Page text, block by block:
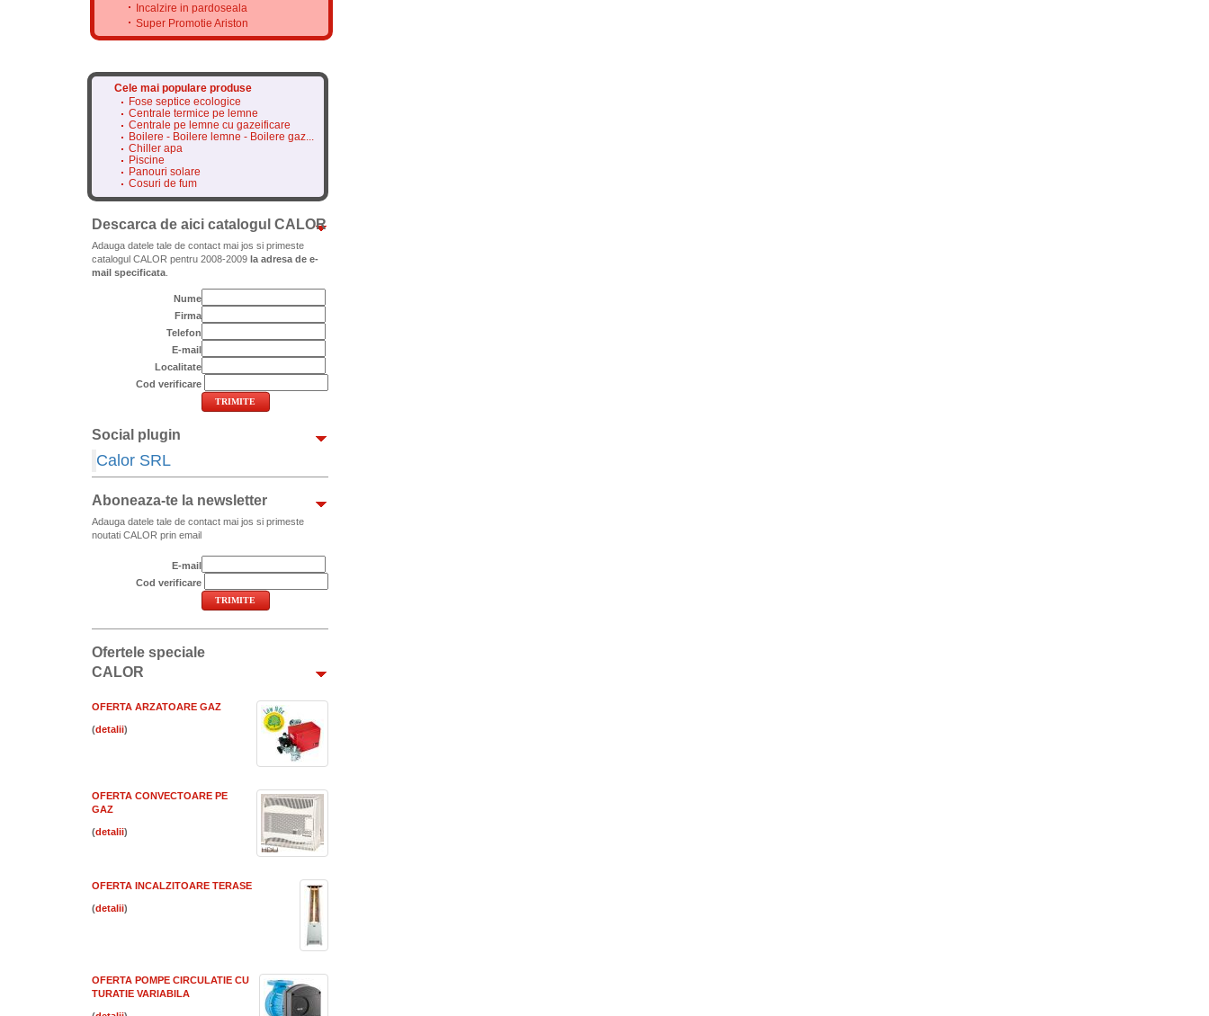
Incalzire in pardoseala
Super Promotie Ariston
Cele mai populare produse
Fose septice ecologice
Centrale termice pe lemne
Centrale pe lemne cu gazeificare
Boilere - Boilere lemne - Boilere gaz...
Chiller apa
Piscine
Panouri solare
Cosuri de fum
Descarca de aici catalogul CALOR
Adauga datele tale de contact mai jos si primeste
catalogul CALOR pentru 2008-2009 la adresa de e-
mail specificata
Nume
Firma
Telefon
E-mail
Localitate
Cod verificare
Social plugin
Calor SRL
Aboneaza-te la newsletter
Adauga datele tale de contact mai jos si primeste
noutati CALOR prin email
E-mail
Cod verificare
Ofertele speciale
CALOR
OFERTA ARZATOARE GAZ
( )
OFERTA CONVECTOARE PE
GAZ
( )
OFERTA INCALZITOARE TERASE
( )
OFERTA POMPE CIRCULATIE CU
TURATIE VARIABILA